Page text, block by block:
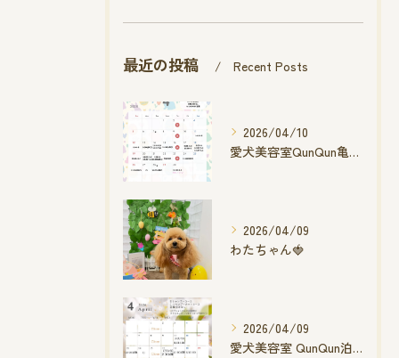
最近の投稿 Recent Posts
2026/04/10
愛犬美容室QunQun亀山エコー店
2026/04/09
わたちゃん🍓
2026/04/09
愛犬美容室 QunQun泊店 4月空き状況です